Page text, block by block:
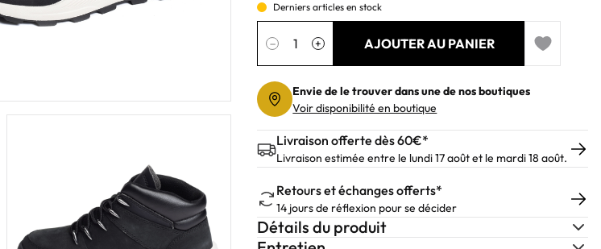
Derniers articles en stock
− +
AJOUTER AU PANIER
Add to
Envie de le trouver dans une de nos boutiques
Voir disponibilité en boutique
Livraison offerte dès 60€*
Livraison estimée entre le lundi 17 août et le mardi 18 août.
Retours et échanges offerts*
14 jours de réflexion pour se décider
Détails du produit